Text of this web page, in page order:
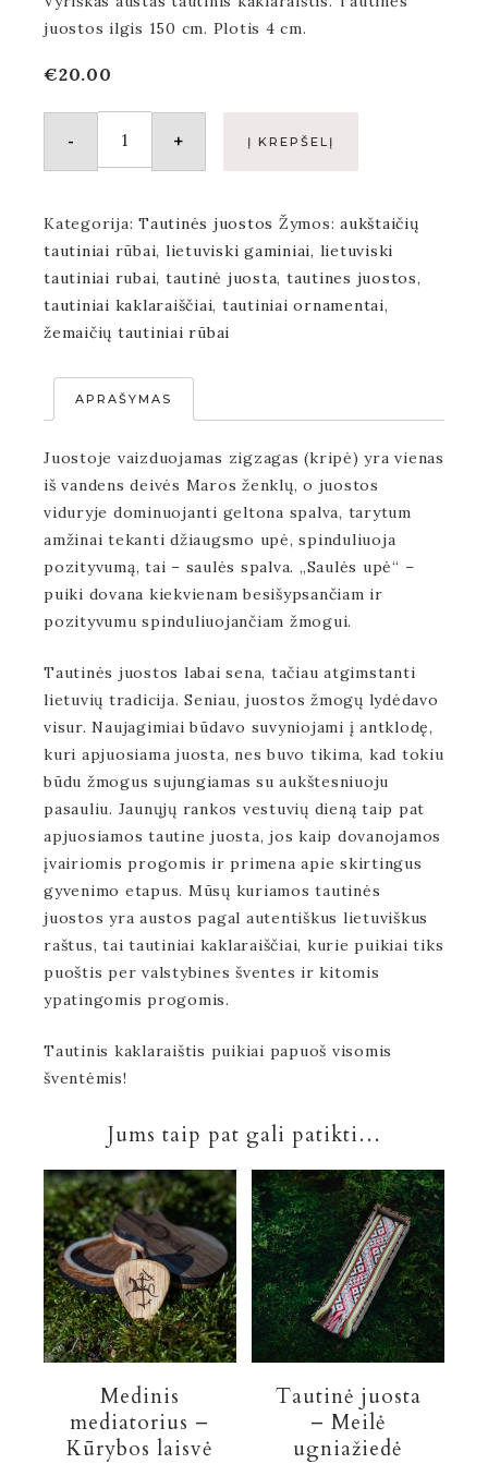
juostos ilgis 150 cm. Plotis 4 cm.
€20.00
- + Į KREPŠELĮ
Kategorija: Tautinės juostos Žymos: aukštaičių
tautiniai rūbai, lietuviski gaminiai, lietuviski
tautiniai rubai, tautinė juosta, tautines juostos,
tautiniai kaklaraiščiai, tautiniai ornamentai,
žemaičių tautiniai rūbai
APRAŠYMAS
Juostoje vaizduojamas zigzagas (kripė) yra vienas
iš vandens deivės Maros ženklų, o juostos
viduryje dominuojanti geltona spalva, tarytum
amžinai tekanti džiaugsmo upė, spinduliuoja
pozityvumą, tai – saulės spalva. „Saulės upė“ –
puiki dovana kiekvienam besišypsančiam ir
pozityvumu spinduliuojančiam žmogui.
Tautinės juostos labai sena, tačiau atgimstanti
lietuvių tradicija. Seniau, juostos žmogų lydėdavo
visur. Naujagimiai būdavo suvyniojami į antklodę,
kuri apjuosiama juosta, nes buvo tikima, kad tokiu
būdu žmogus sujungiamas su aukštesniuoju
pasauliu. Jaunųjų rankos vestuvių dieną taip pat
apjuosiamos tautine juosta, jos kaip dovanojamos
įvairiomis progomis ir primena apie skirtingus
gyvenimo etapus. Mūsų kuriamos tautinės
juostos yra austos pagal autentiškus lietuviškus
raštus, tai tautiniai kaklaraiščiai, kurie puikiai tiks
puoštis per valstybines šventes ir kitomis
ypatingomis progomis.
Tautinis kaklaraištis puikiai papuoš visomis
šventėmis!
Jums taip pat gali patikti…
Medinis
mediatorius –
Kūrybos laisvė
Tautinė juosta
– Meilė
ugniažiedė